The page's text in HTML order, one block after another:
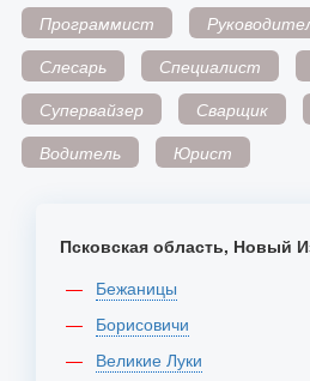
Программист
Слесарь
Специалист
Супервайзер
Сварщик
Водитель
Юрист
Псковская область, Новый
Бежаницы
Борисовичи
Великие Луки